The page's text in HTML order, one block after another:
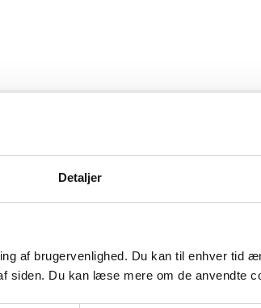
Detaljer
af brugervenlighed. Du kan til enhver tid
siden. Du kan læse mere om de anvendte